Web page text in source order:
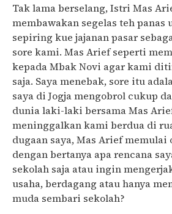
Tak lama berselang, Istri Mas
membawakan segelas teh panas
sepiring kue jajanan pasar
sore kami. Mas Arief seperti
kepada Mbak Novi agar kami
saja. Saya menebak, sore itu
saya di Jogja mengobrol cukup
dunia laki-laki bersama Mas
meninggalkan kami berdua di
dugaan saya, Mas Arief memulai
dengan bertanya apa rencana
sekolah saja atau ingin
usaha, berdagang atau hanya
muda sembari sekolah?